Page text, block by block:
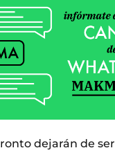
dejarán de